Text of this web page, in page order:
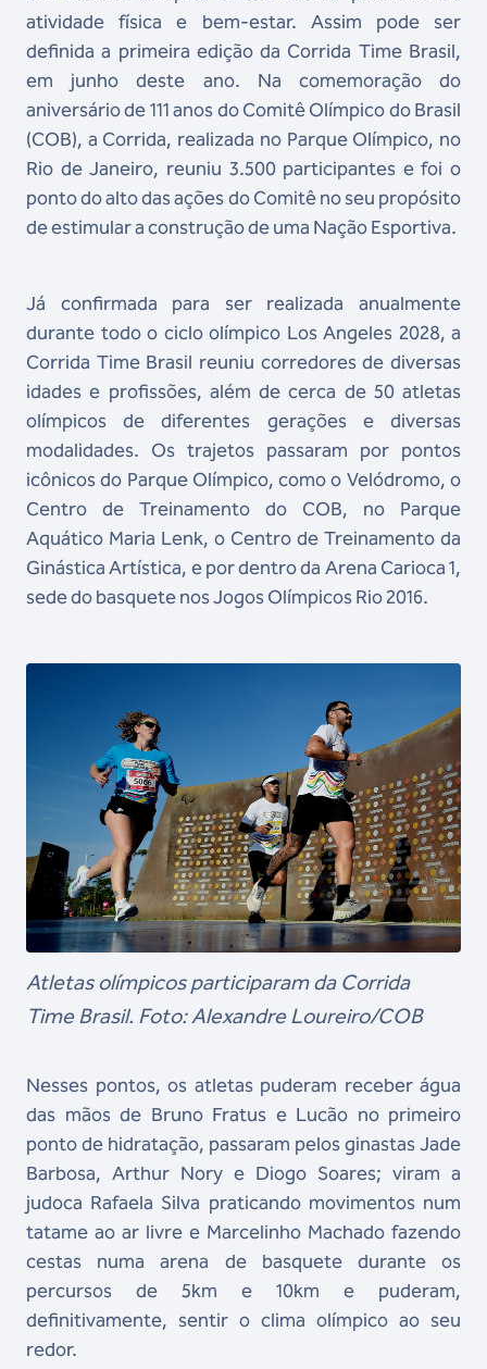
atividade física e bem-estar. Assim pode ser
definida a primeira edição da Corrida Time Brasil,
em junho deste ano. Na comemoração do
aniversário de 111 anos do Comitê Olímpico do Brasil
(COB), a Corrida, realizada no Parque Olímpico, no
Rio de Janeiro, reuniu 3.500 participantes e foi o
ponto do alto das ações do Comitê no seu propósito
de estimular a construção de uma Nação Esportiva.
Já confirmada para ser realizada anualmente
durante todo o ciclo olímpico Los Angeles 2028, a
Corrida Time Brasil reuniu corredores de diversas
idades e profissões, além de cerca de 50 atletas
olímpicos de diferentes gerações e diversas
modalidades. Os trajetos passaram por pontos
icônicos do Parque Olímpico, como o Velódromo, o
Centro de Treinamento do COB, no Parque
Aquático Maria Lenk, o Centro de Treinamento da
Ginástica Artística, e por dentro da Arena Carioca 1,
sede do basquete nos Jogos Olímpicos Rio 2016.
Atletas olímpicos participaram da Corrida
Time Brasil. Foto: Alexandre Loureiro/COB
Nesses pontos, os atletas puderam receber água
das mãos de Bruno Fratus e Lucão no primeiro
ponto de hidratação, passaram pelos ginastas Jade
Barbosa, Arthur Nory e Diogo Soares; viram a
judoca Rafaela Silva praticando movimentos num
tatame ao ar livre e Marcelinho Machado fazendo
cestas numa arena de basquete durante os
percursos de 5km e 10km e puderam,
definitivamente, sentir o clima olímpico ao seu
redor.